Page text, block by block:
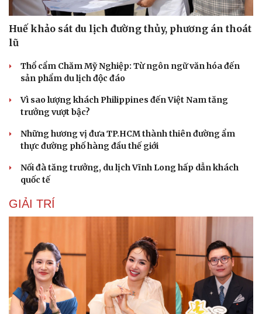
Huế khảo sát du lịch đường thủy, phương án thoát
lũ
Thổ cẩm Chăm Mỹ Nghiệp: Từ ngôn ngữ văn hóa đến
sản phẩm du lịch độc đáo
Vì sao lượng khách Philippines đến Việt Nam tăng
trưởng vượt bậc?
Những hương vị đưa TP.HCM thành thiên đường ẩm
thực đường phố hàng đầu thế giới
Nối đà tăng trưởng, du lịch Vĩnh Long hấp dẫn khách
quốc tế
GIẢI TRÍ